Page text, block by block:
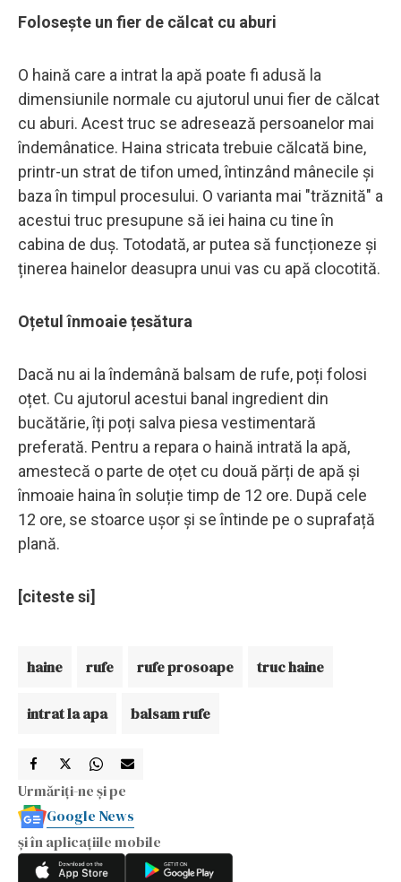
Folosește un fier de călcat cu aburi
O haină care a intrat la apă poate fi adusă la
dimensiunile normale cu ajutorul unui fier de călcat
cu aburi. Acest truc se adresează persoanelor mai
îndemânatice. Haina stricata trebuie călcată bine,
printr-un strat de tifon umed, întinzând mânecile și
baza în timpul procesului. O varianta mai "trăznită" a
acestui truc presupune să iei haina cu tine în
cabina de duș. Totodată, ar putea să funcționeze și
ținerea hainelor deasupra unui vas cu apă clocotită.
Oțetul înmoaie țesătura
Dacă nu ai la îndemână balsam de rufe, poți folosi
oțet. Cu ajutorul acestui banal ingredient din
bucătărie, îți poți salva piesa vestimentară
preferată. Pentru a repara o haină intrată la apă,
amestecă o parte de oțet cu două părți de apă și
înmoaie haina în soluție timp de 12 ore. După cele
12 ore, se stoarce ușor și se întinde pe o suprafață
plană.
[citeste si]
haine rufe rufe prosoape truc haine
intrat la apa balsam rufe
Urmăriți-ne și pe
Google News
și în aplicațiile mobile